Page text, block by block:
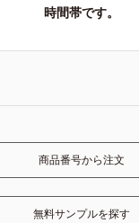
時間帯です。
商品番号から注文
無料サンプルを探す